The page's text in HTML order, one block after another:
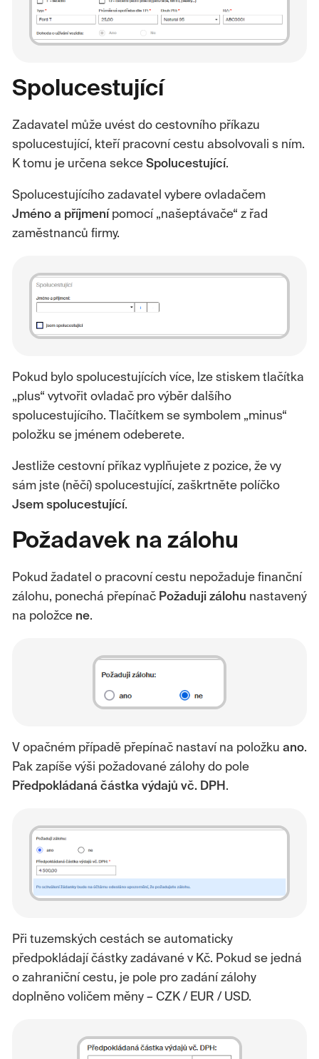
Spolucestující
Zadavatel může uvést do cestovního příkazu
spolucestující, kteří pracovní cestu absolvovali s ním.
K tomu je určena sekce Spolucestující.
Spolucestujícího zadavatel vybere ovladačem
Jméno a příjmení pomocí „našeptávače“ z řad
zaměstnanců firmy.
Pokud bylo spolucestujících více, lze stiskem tlačítka
„plus“ vytvořit ovladač pro výběr dalšího
spolucestujícího. Tlačítkem se symbolem „minus“
položku se jménem odeberete.
Jestliže cestovní příkaz vyplňujete z pozice, že vy
sám jste (něčí) spolucestující, zaškrtněte políčko
Jsem spolucestující.
Požadavek na zálohu
Pokud žadatel o pracovní cestu nepožaduje finanční
zálohu, ponechá přepínač Požaduji zálohu nastavený
na položce ne.
V opačném případě přepínač nastaví na položku ano.
Pak zapíše výši požadované zálohy do pole
Předpokládaná částka výdajů vč. DPH .
Při tuzemských cestách se automaticky
předpokládají částky zadávané v Kč. Pokud se jedná
o zahraniční cestu, je pole pro zadání zálohy
doplněno voličem měny – CZK / EUR / USD.